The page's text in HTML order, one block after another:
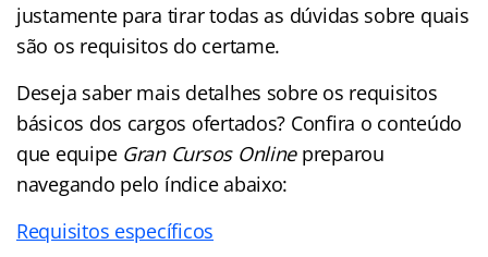
justamente para tirar todas as dúvidas sobre quais
são os requisitos do certame.
Deseja saber mais detalhes sobre os requisitos
básicos dos cargos ofertados? Confira o conteúdo
que equipe Gran Cursos Onlinepreparou
navegando pelo índice abaixo:
Requisitos específicos